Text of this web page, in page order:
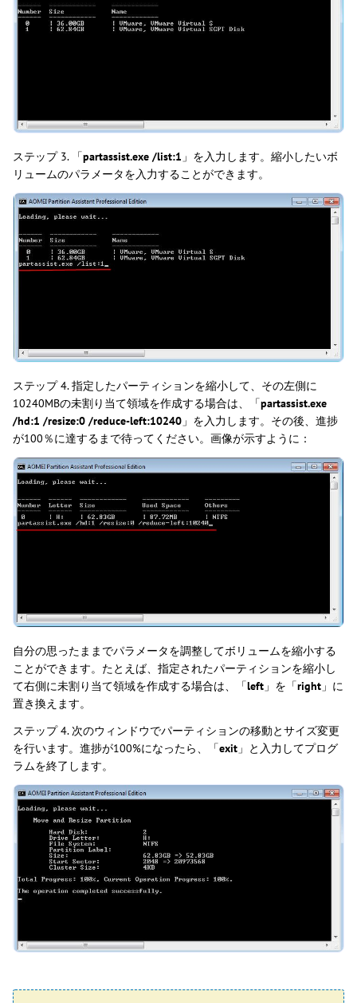
ステップ 3. 「partassist.exe /list:1 」を入力します。縮小したいボ
リュームのパラメータを入力することができます。
ステップ 4. 指定したパーティションを縮小して、その左側に
10240MBの未割り当て領域を作成する場合は、「partassist.exe
/hd:1 /resize:0 /reduce-left:10240 」を入力します。その後、進捗
が100％に達するまで待ってください。画像が示すように：
自分の思ったままでパラメータを調整してボリュームを縮小する
ことができます。たとえば、指定されたパーティションを縮小し
て右側に未割り当て領域を作成する場合は、「left 」を「right 」に
置き換えます。
ステップ 4. 次のウィンドウでパーティションの移動とサイズ変更
を行います。進捗が100%になったら、「exit 」と入力してプログ
ラムを終了します。